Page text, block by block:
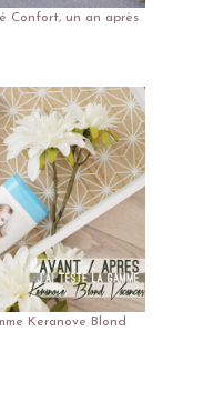
Confort, un an après
Keranove Blond